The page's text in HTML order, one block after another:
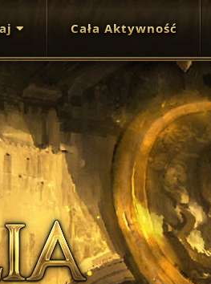
Cała Aktywność